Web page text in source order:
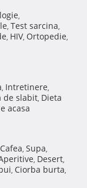
,
, Test sarcina,
, HIV, Ortopedie,
, Intretinere,
de slabit, Dieta
acasa
Cafea, Supa,
, Desert,
, Ciorba burta,